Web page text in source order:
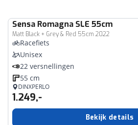
Sensa Romagna SLE 55cm
Matt Black + Grey & Red 55cm 2022
Racefiets
Unisex
22 versnellingen
55 cm
DINXPERLO
1.249,-
Bekijk details